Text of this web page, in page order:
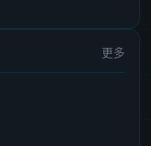
更多